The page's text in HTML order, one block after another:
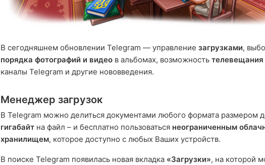
В сегодняшнем обновлении Telegram — управление загрузками,
порядка фотографий и видео в альбомах, возможность телевещания
каналы Telegram и другие нововведения.
Менеджер загрузок
В Telegram можно делиться документами любого формата размером
гигабайт на файл – и бесплатно пользоваться неограниченным
хранилищем, которое доступно с любых Ваших устройств.
В поиске Telegram появилась новая вкладка «Загрузки», на которой